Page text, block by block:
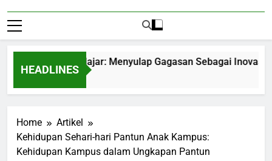
HEADLINES
Pelajar: Menyulap Gagasan Sebagai Inovasi
Ago
Home
Artikel
Kehidupan Sehari-hari Pantun Anak Kampus:
Kehidupan Kampus dalam Ungkapan Pantun